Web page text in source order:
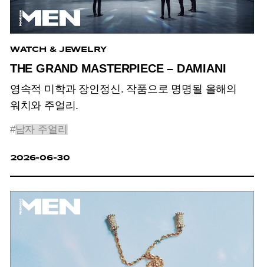
WATCH & JEWELRY
THE GRAND MASTERPIECE – DAMIANI
영속적 미학과 장인정신. 작품으로 명명될 올해의
워치와 주얼리.
#남자 주얼리
2026-06-30